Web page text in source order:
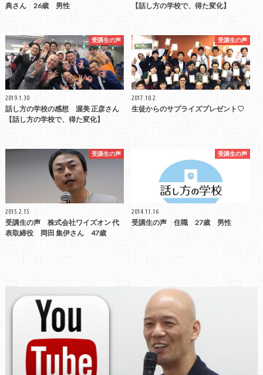
典さん 26歳 男性 【話し方の学校で、得た変化】
受講生の声
2019.1.30
話し方の学校の感想 渥美 正彦さん
【話し方の学校で、得た変化】
受講生の声
2017.10.2
生徒からのサプライズプレゼント♡
受講生の声
2015.2.15
受講生の声 株式会社ワイズオン 代
表取締役 岡田 集伊さん 47歳
受講生の声
2014.11.16
受講生の声 住職 27歳 男性